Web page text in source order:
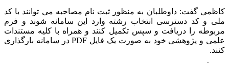
کاظمی گفت: داوطلبان به منظور ثبت نام مصاحبه می توانند با کد
ملی و کد دسترسی انتخاب رشته وارد این سامانه شوند و فرم
مربوطه را دریافت و سپس تکمیل کنند و همراه با کلیه مستندات
علمی و پژوهشی خود به صورت یک فایل PDF در سامانه بارگذاری
کنند.